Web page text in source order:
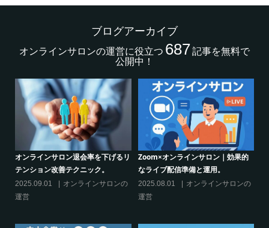
ブログアーカイブ
オンラインサロンの運営に役立つ 687記事を無料で
公開中！
シリーズ連載【運営者のお悩み解
決】ココがポイント！リスキリング
サロン運営必須3箇条
2025.03.27
オンラインサロンでの”学び”がこれ
からのリスキリングを先導すると言
えるこれだけの”理由”
2025.02.27